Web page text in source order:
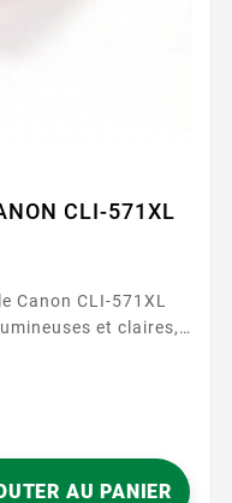
CLI-571XL
Canon CLI-571XL
et claires,
colorés et les
pages, cette
et fiables,
des couleurs riches
les...
AU PANIER